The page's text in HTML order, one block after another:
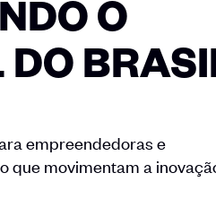
O
empreendedoras e
que movimentam a